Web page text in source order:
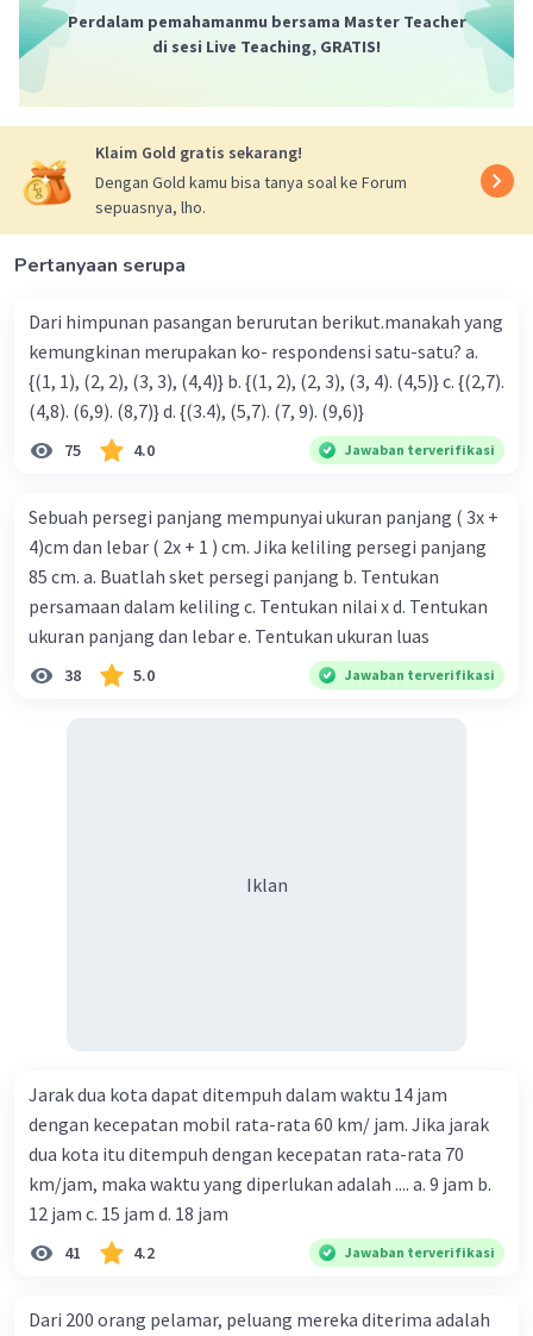
Perdalam pemahamanmu bersama Master Teacher
di sesi Live Teaching, GRATIS!
Klaim Gold gratis sekarang!
Dengan Gold kamu bisa tanya soal ke Forum
sepuasnya, lho.
Pertanyaan serupa
Dari himpunan pasangan berurutan berikut.manakah yang
kemungkinan merupakan ko- respondensi satu-satu? a.
{(1, 1), (2, 2), (3, 3), (4,4)} b. {(1, 2), (2, 3), (3, 4). (4,5)} c. {(2,7).
(4,8). (6,9). (8,7)} d. {(3.4), (5,7). (7, 9). (9,6)}
75 4.0 Jawaban terverifikasi
Sebuah persegi panjang mempunyai ukuran panjang ( 3x +
4)cm dan lebar ( 2x + 1 ) cm. Jika keliling persegi panjang
85 cm. a. Buatlah sket persegi panjang b. Tentukan
persamaan dalam keliling c. Tentukan nilai x d. Tentukan
ukuran panjang dan lebar e. Tentukan ukuran luas
38 5.0 Jawaban terverifikasi
Iklan
Jarak dua kota dapat ditempuh dalam waktu 14 jam
dengan kecepatan mobil rata-rata 60 km/ jam. Jika jarak
dua kota itu ditempuh dengan kecepatan rata-rata 70
km/jam, maka waktu yang diperlukan adalah .... a. 9 jam b.
12 jam c. 15 jam d. 18 jam
41 4.2 Jawaban terverifikasi
Dari 200 orang pelamar, peluang mereka diterima adalah